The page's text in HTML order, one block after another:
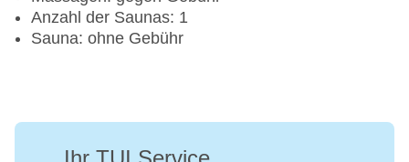
Anzahl der Saunas: 1
Sauna: ohne Gebühr